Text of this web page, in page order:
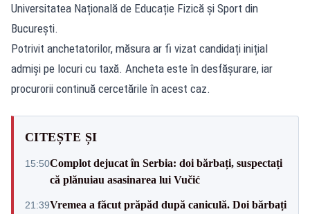
Universitatea Națională de Educație Fizică și Sport din
București.
Potrivit anchetatorilor, măsura ar fi vizat candidați inițial
admiși pe locuri cu taxă. Ancheta este în desfășurare, iar
procurorii continuă cercetările în acest caz.
CITEȘTE ȘI
15:50Complot dejucat în Serbia: doi bărbați, suspectați
că plănuiau asasinarea lui Vučić
21:39Vremea a făcut prăpăd după caniculă. Doi bărbați